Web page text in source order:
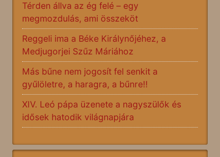
Térden állva az ég felé – egy
megmozdulás, ami összeköt
Reggeli ima a Béke Királynőjéhez, a
Medjugorjei Szűz Máriához
Más bűne nem jogosít fel senkit a
gyűlöletre, a haragra, a bűnre!!
XIV. Leó pápa üzenete a nagyszülők és
idősek hatodik világnapjára